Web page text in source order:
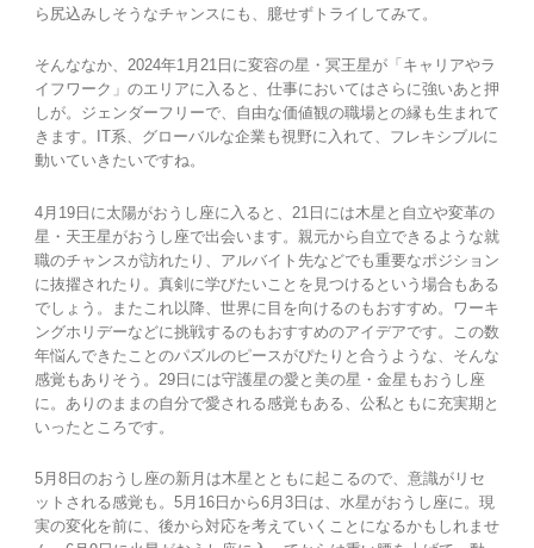
ら尻込みしそうなチャンスにも、臆せずトライしてみて。
そんななか、2024年1月21日に変容の星・冥王星が「キャリアやラ
イフワーク」のエリアに入ると、仕事においてはさらに強いあと押
しが。ジェンダーフリーで、自由な価値観の職場との縁も生まれて
きます。IT系、グローバルな企業も視野に入れて、フレキシブルに
動いていきたいですね。
4月19日に太陽がおうし座に入ると、21日には木星と自立や変革の
星・天王星がおうし座で出会います。親元から自立できるような就
職のチャンスが訪れたり、アルバイト先などでも重要なポジション
に抜擢されたり。真剣に学びたいことを見つけるという場合もある
でしょう。またこれ以降、世界に目を向けるのもおすすめ。ワーキ
ングホリデーなどに挑戦するのもおすすめのアイデアです。この数
年悩んできたことのパズルのピースがぴたりと合うような、そんな
感覚もありそう。29日には守護星の愛と美の星・金星もおうし座
に。ありのままの自分で愛される感覚もある、公私ともに充実期と
いったところです。
5月8日のおうし座の新月は木星とともに起こるので、意識がリセ
ットされる感覚も。5月16日から6月3日は、水星がおうし座に。現
実の変化を前に、後から対応を考えていくことになるかもしれませ